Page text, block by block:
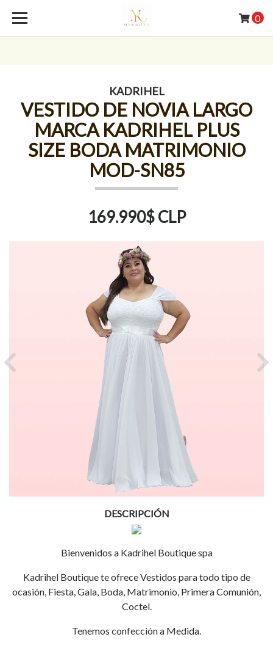
0
KADRIHEL
VESTIDO DE NOVIA LARGO
MARCA KADRIHEL PLUS
SIZE BODA MATRIMONIO
MOD-SN85
169.990$ CLP
Previous
DESCRIPCIÓN
Bienvenidos a Kadrihel Boutique spa
Kadrihel Boutique te ofrece Vestidos para todo tipo de
ocasión, Fiesta, Gala, Boda, Matrimonio, Primera Comunión,
Coctel.
Tenemos confección a Medida.